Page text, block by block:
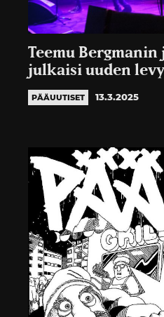
Teemu Bergmanin
julkaisi uuden
PÄÄUUTISET 13.3.2025